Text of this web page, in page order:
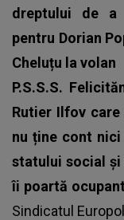
dreptului de a
pentru Dorian
Cheluțu la volan
P.S.S.S.
Rutier Ilfov
nu ține cont
statului social
îi poartă
Sindicatul